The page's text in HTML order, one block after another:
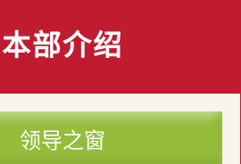
本部介绍
领导之窗